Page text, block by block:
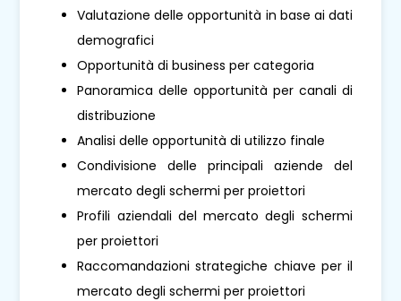
Valutazione delle opportunità in base ai dati
demografici
Opportunità di business per categoria
Panoramica delle opportunità per canali di
distribuzione
Analisi delle opportunità di utilizzo finale
Condivisione delle principali aziende del
mercato degli schermi per proiettori
Profili aziendali del mercato degli schermi
per proiettori
Raccomandazioni strategiche chiave per il
mercato degli schermi per proiettori